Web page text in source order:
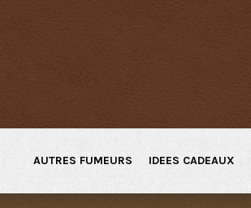
AUTRES FUMEURS IDEES CADEAUX